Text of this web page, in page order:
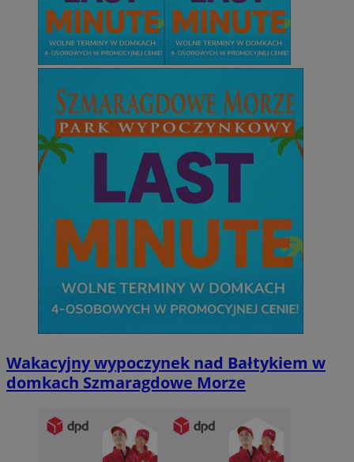
Wakacyjny wypoczynek nad Bałtykiem w
domkach Szmaragdowe Morze